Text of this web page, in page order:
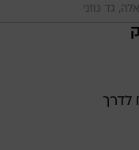
גד גוזני
לדרך